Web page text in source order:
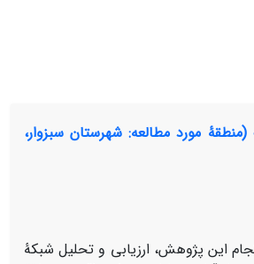
مورد مطالعه: شهرستان سبزوار،
این پژوهش، ارزیابی و تحلیل شبکۀ